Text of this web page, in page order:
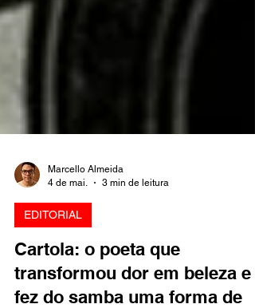
4 de mai.
3 min de leitura